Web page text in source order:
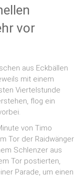
vor
aus Eckbällen
mit einem
Viertelstunde
flog ein
von Timo
Tor der Raidwänger
Schlenzer aus
Tor postierten,
Parade, um einen